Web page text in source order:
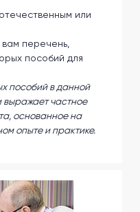
или
перечень,
пособий для
пособий в данной
выражает частное
основанное на
опыте и практике.